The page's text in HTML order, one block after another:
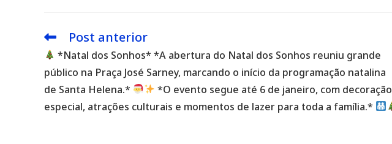
Leia
mais
artigos
Post anterior
*Natal dos Sonhos* *A abertura do Natal dos Sonhos reuniu grande
público na Praça José Sarney, marcando o início da programação natalina
de Santa Helena.*
*O evento segue até 6 de janeiro, com decoração
especial, atrações culturais e momentos de lazer para toda a família.*